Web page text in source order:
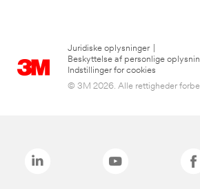
Juridiske oplysninger
Beskyttelse af personlige
Indstillinger for cookies
© 3M 2026. Alle rettigheder